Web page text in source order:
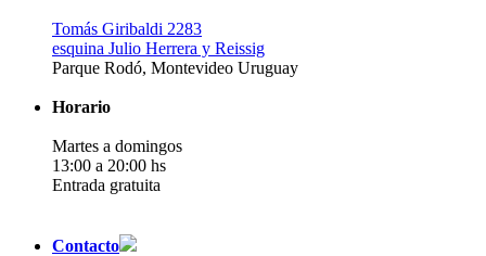
Tomás Giribaldi 2283
esquina Julio Herrera y Reissig
Parque Rodó, Montevideo Uruguay
Horario
Martes a domingos
13:00 a 20:00 hs
Entrada gratuita
Contacto